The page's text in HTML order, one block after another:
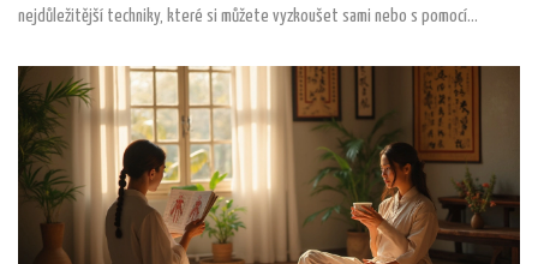
nejdůležitější techniky, které si můžete vyzkoušet sami nebo s pomocí
co si dát pozor, abyste z masáže vytěžili maximum. Přidáme i zajímavosti z
historie a tipy pro domácí praxi bez zbytečných složitostí.